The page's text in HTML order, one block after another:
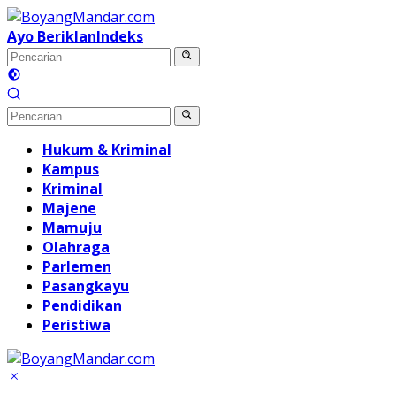
Langsung
ke
konten
Ayo BeriklanIndeks
Hukum & Kriminal
Kampus
Kriminal
Majene
Mamuju
Olahraga
Parlemen
Pasangkayu
Pendidikan
Peristiwa